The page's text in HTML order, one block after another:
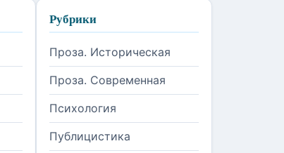
Рубрики
Проза. Историческая
Проза. Современная
Психология
Публицистика